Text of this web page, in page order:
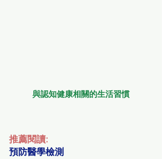
與認知健康相關的生活習慣
推薦閱讀:
預防醫學檢測